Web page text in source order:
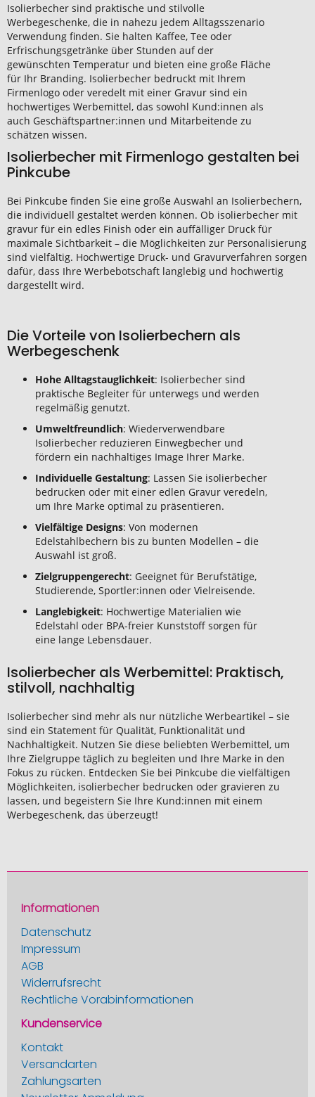
Isolierbecher sind praktische und stilvolle
Werbegeschenke, die in nahezu jedem Alltagsszenario
Verwendung finden. Sie halten Kaffee, Tee oder
Erfrischungsgetränke über Stunden auf der
gewünschten Temperatur und bieten eine große Fläche
für Ihr Branding. Isolierbecher bedruckt mit Ihrem
Firmenlogo oder veredelt mit einer Gravur sind ein
hochwertiges Werbemittel, das sowohl Kund:innen als
auch Geschäftspartner:innen und Mitarbeitende zu
schätzen wissen.
Isolierbecher mit Firmenlogo gestalten bei
Pinkcube
Bei Pinkcube finden Sie eine große Auswahl an Isolierbechern,
die individuell gestaltet werden können. Ob isolierbecher mit
gravur für ein edles Finish oder ein auffälliger Druck für
maximale Sichtbarkeit – die Möglichkeiten zur Personalisierung
sind vielfältig. Hochwertige Druck- und Gravurverfahren sorgen
dafür, dass Ihre Werbebotschaft langlebig und hochwertig
dargestellt wird.
Die Vorteile von Isolierbechern als
Werbegeschenk
Hohe Alltagstauglichkeit: Isolierbecher sind
praktische Begleiter für unterwegs und werden
regelmäßig genutzt.
Umweltfreundlich: Wiederverwendbare
Isolierbecher reduzieren Einwegbecher und
fördern ein nachhaltiges Image Ihrer Marke.
Individuelle Gestaltung: Lassen Sie isolierbecher
bedrucken oder mit einer edlen Gravur veredeln,
um Ihre Marke optimal zu präsentieren.
Vielfältige Designs: Von modernen
Edelstahlbechern bis zu bunten Modellen – die
Auswahl ist groß.
Zielgruppengerecht: Geeignet für Berufstätige,
Studierende, Sportler:innen oder Vielreisende.
Langlebigkeit: Hochwertige Materialien wie
Edelstahl oder BPA-freier Kunststoff sorgen für
eine lange Lebensdauer.
Isolierbecher als Werbemittel: Praktisch,
stilvoll, nachhaltig
Isolierbecher sind mehr als nur nützliche Werbeartikel – sie
sind ein Statement für Qualität, Funktionalität und
Nachhaltigkeit. Nutzen Sie diese beliebten Werbemittel, um
Ihre Zielgruppe täglich zu begleiten und Ihre Marke in den
Fokus zu rücken. Entdecken Sie bei Pinkcube die vielfältigen
Möglichkeiten, isolierbecher bedrucken oder gravieren zu
lassen, und begeistern Sie Ihre Kund:innen mit einem
Werbegeschenk, das überzeugt!
Informationen
Datenschutz
Impressum
AGB
Widerrufsrecht
Rechtliche Vorabinformationen
Kundenservice
Kontakt
Versandarten
Zahlungsarten